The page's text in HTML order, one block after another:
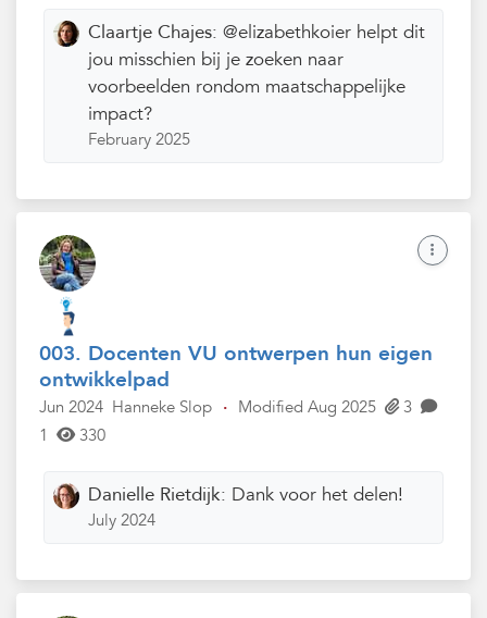
Claartje Chajes:@elizabethkoier helpt dit
jou misschien bij je zoeken naar
voorbeelden rondom maatschappelijke
impact?
February 2025
003. Docenten VU ontwerpen hun eigen
ontwikkelpad
Jun 2024 Hanneke Slop · Modified Aug 2025
3
1
330
Danielle Rietdijk: Dank voor het delen!
July 2024